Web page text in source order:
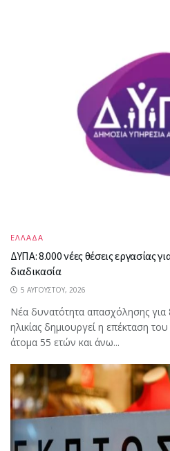
ΕΛΛΑΔΑ
ΔΥΠΑ: 8.000 νέες θέσεις εργασίας
διαδικασία
5 ΑΥΓΟΎΣΤΟΥ, 2026
Νέα δυνατότητα απασχόλησης για
ηλικίας δημιουργεί η επέκταση
άτομα 55 ετών και άνω...